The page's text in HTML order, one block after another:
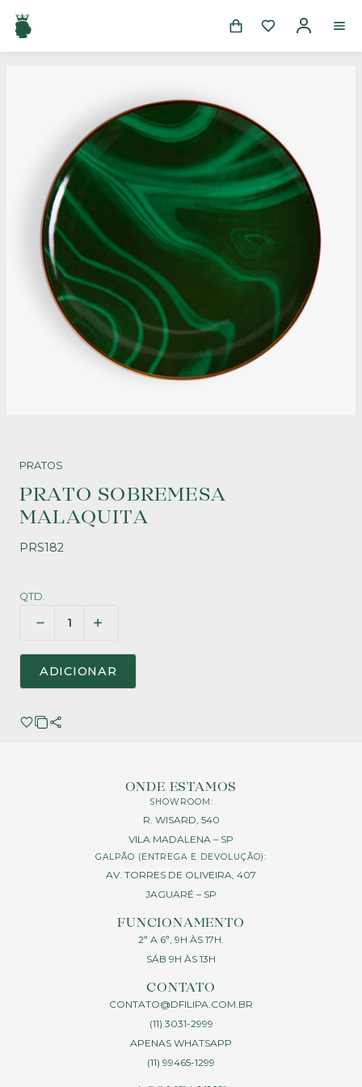
PRATOS
PRATO SOBREMESA
MALAQUITA
PRS182
QTD.
ADICIONAR
ONDE ESTAMOS
SHOWROOM:
R. WISARD, 540
VILA MADALENA – SP
GALPÃO (ENTREGA E DEVOLUÇÃO):
AV. TORRES DE OLIVEIRA, 407
JAGUARÉ – SP
FUNCIONAMENTO
2ª A 6ª, 9H ÀS 17H.
SÁB 9H ÀS 13H
CONTATO
CONTATO@DFILIPA.COM.BR
(11) 3031-2999
APENAS WHATSAPP
(11) 99465-1299